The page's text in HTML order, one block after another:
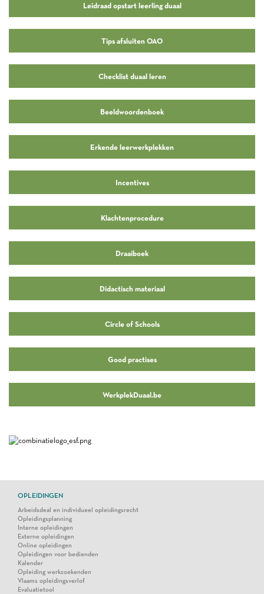
Leidraad opstart leerling duaal
Tips afsluiten OAO
Checklist duaal leren
Beeldwoordenboek
Erkende leerwerkplekken
Incentives
Klachtenprocedure
Draaiboek
Didactisch materiaal
Circle of Schools
Good practises
WerkplekDuaal.be
OPLEIDINGEN
Arbeidsdeal en individueel opleidingsrecht
Opleidingsplanning
Interne opleidingen
Externe opleidingen
Online opleidingen
Opleidingen voor bedienden
Kalender
Opleiding werkzoekenden
Vlaams opleidingsverlof
Evaluatietool